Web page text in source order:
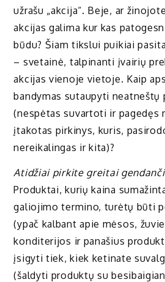
užrašu „akcija“. Beje, ar
akcijas galima kur kas
būdu? Šiam tikslui puikiai
– svetainė, talpinanti įvairių
akcijas vienoje vietoje. Kaip
bandymas sutaupyti neatneštų
(nespėtas suvartoti ir pagedęs
įtakotas pirkinys, kuris,
nereikalingas ir kita)?
Atidžiai pirkite greitai
Produktai, kurių kaina
galiojimo termino, turėtų būti
(ypač kalbant apie mėsos,
konditerijos ir panašius
įsigyti tiek, kiek ketinate
(šaldyti produktų su